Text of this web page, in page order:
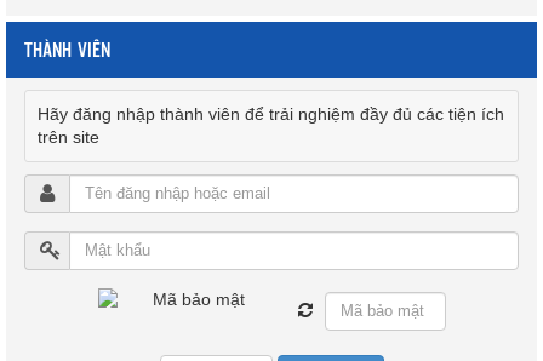
THÀNH VIÊN
Hãy đăng nhập thành viên để trải nghiệm đầy đủ các tiện ích
trên site